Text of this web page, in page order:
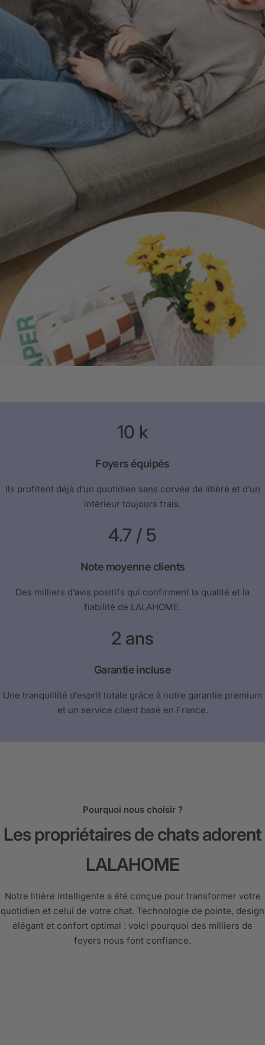
10 k
Foyers équipés
Ils profitent déjà d’un quotidien sans corvée de litière et d’un
intérieur toujours frais.
4.7 / 5
Note moyenne clients
Des milliers d’avis positifs qui confirment la qualité et la
fiabilité de LALAHOME.
2 ans
Garantie incluse
Une tranquillité d’esprit totale grâce à notre garantie premium
et un service client basé en France.
Pourquoi nous choisir ?
Les propriétaires de chats adorent
LALAHOME
Notre litière intelligente a été conçue pour transformer votre
quotidien et celui de votre chat. Technologie de pointe, design
élégant et confort optimal : voici pourquoi des milliers de
foyers nous font confiance.